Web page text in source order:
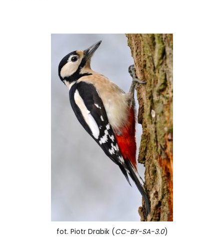
fot. Piotr Drabik (CC-BY-SA-3.0)